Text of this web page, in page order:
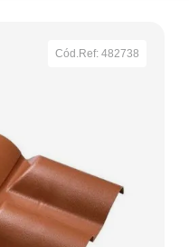
Cód.Ref:482738